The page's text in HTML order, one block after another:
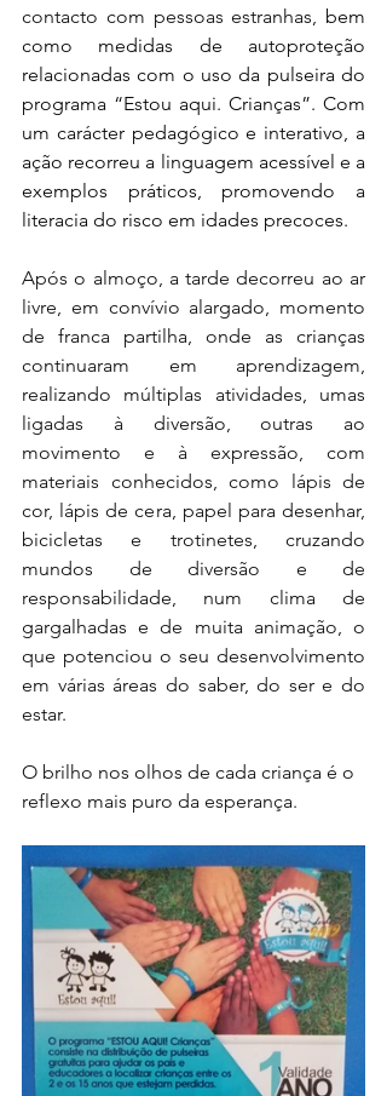
contacto com pessoas estranhas, bem
como medidas de autoproteção
relacionadas com o uso da pulseira do
programa “Estou aqui. Crianças”. Com
um carácter pedagógico e interativo, a
ação recorreu a linguagem acessível e a
exemplos práticos, promovendo a
literacia do risco em idades precoces.
Após o almoço, a tarde decorreu ao ar
livre, em convívio alargado, momento
de franca partilha, onde as crianças
continuaram em aprendizagem,
realizando múltiplas atividades, umas
ligadas à diversão, outras ao
movimento e à expressão, com
materiais conhecidos, como lápis de
cor, lápis de cera, papel para desenhar,
bicicletas e trotinetes, cruzando
mundos de diversão e de
responsabilidade, num clima de
gargalhadas e de muita animação, o
que potenciou o seu desenvolvimento
em várias áreas do saber, do ser e do
estar.
O brilho nos olhos de cada criança é o
reflexo mais puro da esperança.